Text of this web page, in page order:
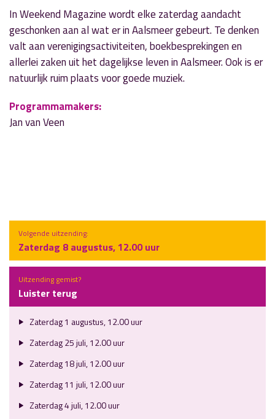
In Weekend Magazine wordt elke zaterdag aandacht
geschonken aan al wat er in Aalsmeer gebeurt. Te denken
valt aan verenigingsactiviteiten, boekbesprekingen en
allerlei zaken uit het dagelijkse leven in Aalsmeer. Ook is er
natuurlijk ruim plaats voor goede muziek.
Programmamakers:
Jan van Veen
Volgende uitzending:
Zaterdag 8 augustus, 12.00 uur
Uitzending gemist?
Luister terug
Zaterdag 1 augustus, 12.00 uur
Zaterdag 25 juli, 12.00 uur
Zaterdag 18 juli, 12.00 uur
Zaterdag 11 juli, 12.00 uur
Zaterdag 4 juli, 12.00 uur